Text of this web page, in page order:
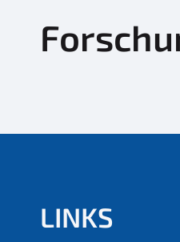
LINKS